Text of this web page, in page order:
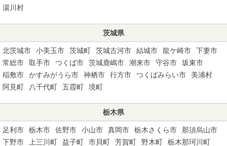
湯川村
茨城県
北茨城市 小美玉市 茨城町 茨城古河市 結城市 龍ケ崎市
下妻市
常総市
取手市 つくば市 茨城鹿嶋市 潮来市 守谷市
坂東市
稲敷市
かすみがうら市 神栖市 行方市 つくばみらい市
美浦村
阿見町
八千代町 五霞町 境町
栃木県
足利市 栃木市 佐野市 小山市 真岡市 栃木さくら市
那須烏山市
下野市
上三川町 益子町 市貝町 芳賀町 野木町
栃木那珂川町